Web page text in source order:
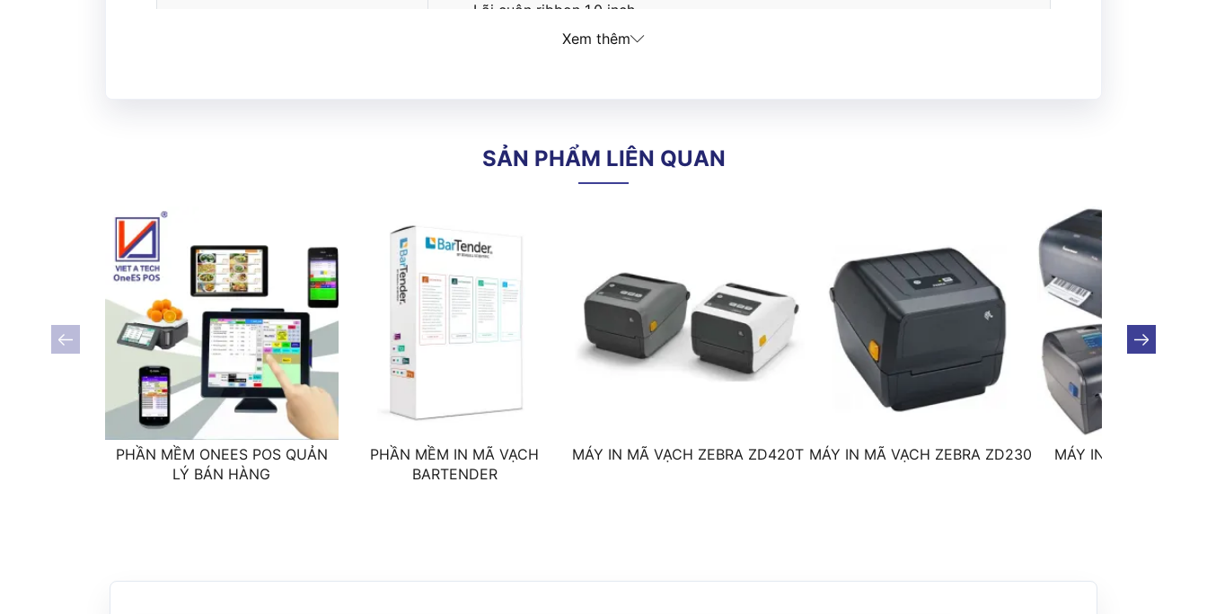
Lõi cuộn ribbon 1.0 inch
Xem thêm
SẢN PHẨM LIÊN QUAN
PHẦN MỀM ONEES POS QUẢN
LÝ BÁN HÀNG
PHẦN MỀM IN MÃ VẠCH
BARTENDER
MÁY IN MÃ VẠCH ZEBRA ZD420T MÁY IN MÃ VẠCH ZEBRA ZD230
MÁY IN MÃ VẠCH